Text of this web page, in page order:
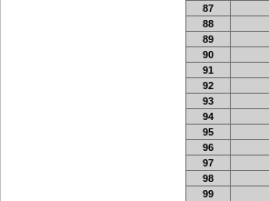
87
88
89
90
91
92
93
94
95
96
97
98
99